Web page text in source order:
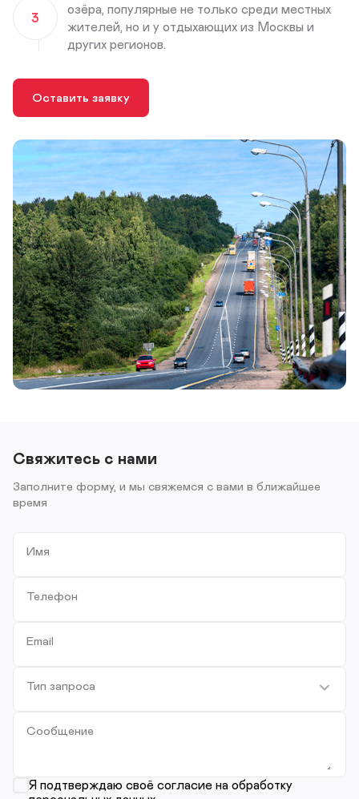
3
озёра, популярные не только среди местных
жителей, но и у отдыхающих из Москвы и
других регионов.
Оставить заявку
Свяжитесь с нами
Заполните форму, и мы свяжемся с вами в ближайшее
время
Имя
Телефон
Email
Тип запроса
Сообщение
Я подтверждаю своё согласие на обработку